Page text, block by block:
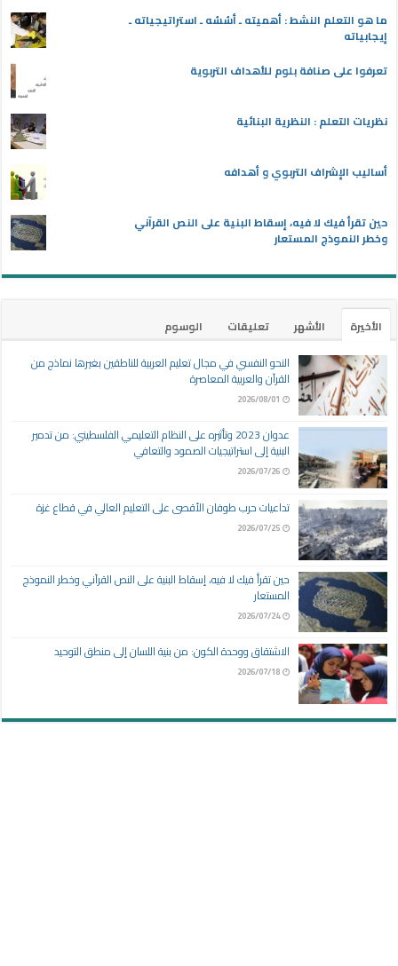
ما هو التعلم النشط : أهميته ـ أسُسُه ـ استراتيجياته ـ
إيجابياته
تعرفوا على صنافة بلوم للأهداف التربوية
نظريات التعلم : النظرية البنائية
أساليب الإشراف التربوي و أهدافه
حين تقرأ فيك لا فيه، إسقاط البنية على النص القرآني
وخطر النموذج المستعار
الأخيرة الأشهر تعليقات
الوسوم
النحو النفسي في مجال تعليم العربية للناطقين بغيرها نماذج من
القرآن والعربية المعاصرة
2026/08/01
عدوان 2023 وتأثيره على النظام التعليمي الفلسطيني: من تدمير
البنية إلى استراتيجيات الصمود والتعافي
2026/07/26
تداعيات حرب طوفان الأقصى على التعليم العالي في قطاع غزة
2026/07/25
حين تقرأ فيك لا فيه، إسقاط البنية على النص القرآني وخطر النموذج
المستعار
2026/07/24
الاشتقاق ووحدة الكون: من بنية اللسان إلى منطق التوحيد
2026/07/18